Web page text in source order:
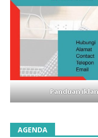
Panduan
AGENDA